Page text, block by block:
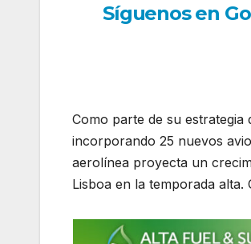
Síguenos en
Como parte de su estrategia
incorporando 25 nuevos
aerolínea proyecta un
Lisboa en la temporada